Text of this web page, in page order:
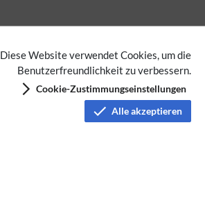
Diese Website verwendet Cookies, um die
Benutzerfreundlichkeit zu verbessern.
Cookie-Zustimmungseinstellungen
Alle akzeptieren